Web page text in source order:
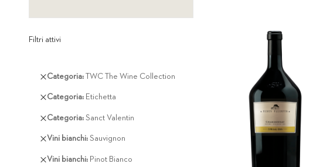
Filtri attivi
Categoria TWC The Wine Collection
Rimuovi
articolo
Categoria Etichetta
Rimuovi
articolo
Categoria Sanct Valentin
Rimuovi
articolo
Vini bianchi Sauvignon
Rimuovi
articolo
Vini bianchi Pinot Bianco
Rimuovi